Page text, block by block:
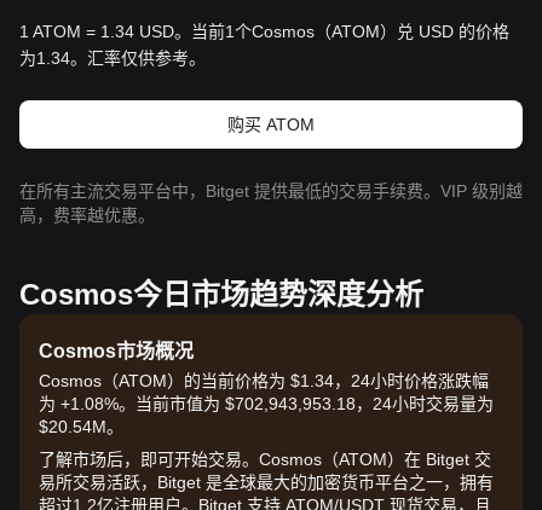
1 ATOM = 1.34 USD。当前1个Cosmos（ATOM）兑 USD 的价格
为1.34。汇率仅供参考。
购买 ATOM
在所有主流交易平台中，Bitget 提供最低的交易手续费。VIP 级别越
高，费率越优惠。
Cosmos今日市场趋势深度分析
Cosmos市场概况
Cosmos（ATOM）的当前价格为 $1.34，24小时价格涨跌幅
为 +1.08%。当前市值为 $702,943,953.18，24小时交易量为
$20.54M。
了解市场后，即可开始交易。Cosmos（ATOM）在 Bitget 交
易所交易活跃，Bitget 是全球最大的加密货币平台之一，拥有
超过1.2亿注册用户。Bitget 支持 ATOM/USDT 现货交易，且